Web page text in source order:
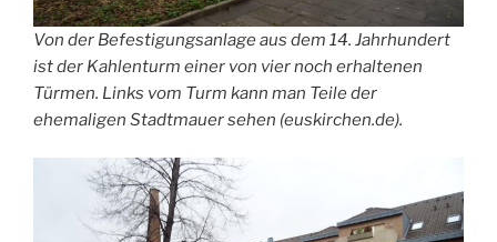
Von der Befestigungsanlage aus dem 14. Jahrhundert
ist der Kahlenturm einer von vier noch erhaltenen
Türmen. Links vom Turm kann man Teile der
ehemaligen Stadtmauer sehen (euskirchen.de).